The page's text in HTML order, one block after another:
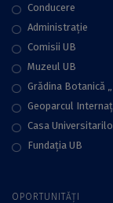
Conducere
Administraţie
Comisii UB
Muzeul UB
Grădina Botanică
Geoparcul
Casa
Fundaţia UB
OPORTUNITĂȚI